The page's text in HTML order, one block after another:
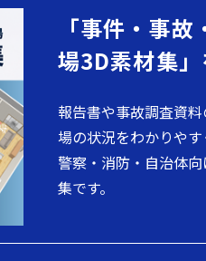
「事件・事
場3D素材集
報告書や事故調査資
場の状況をわかりや
警察・消防・自治体
集です。